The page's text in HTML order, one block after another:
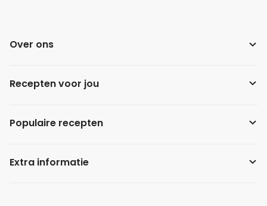
Over ons
Recepten voor jou
Populaire recepten
Extra informatie